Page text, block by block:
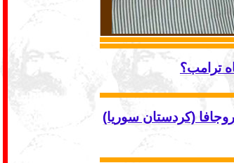
ترامب؟
(كردستان سوريا)